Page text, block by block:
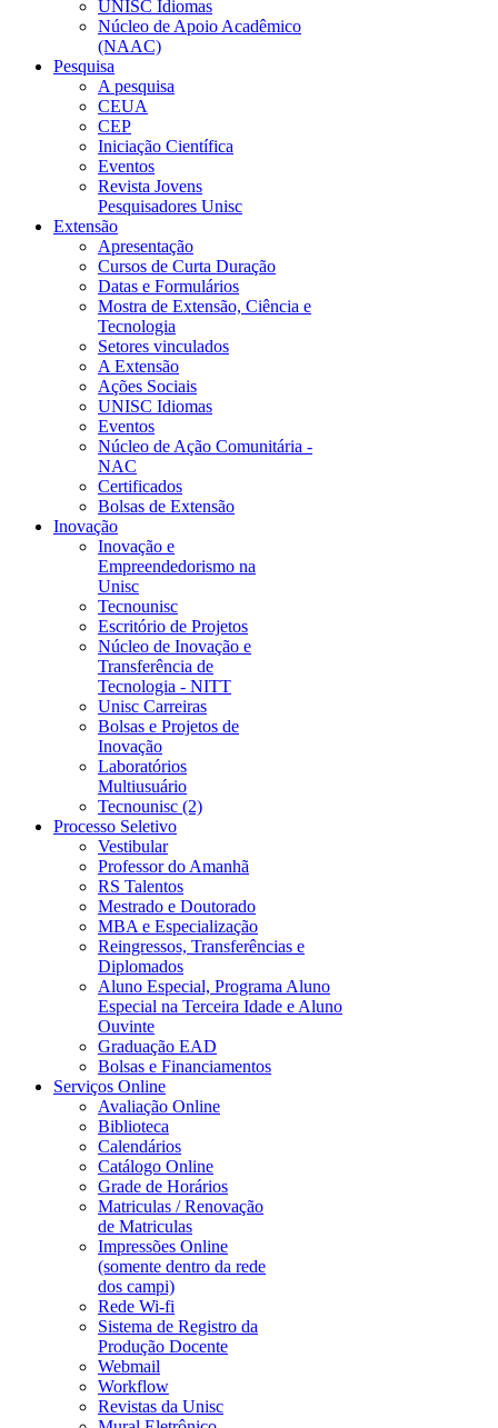
UNISC Idiomas
Núcleo de Apoio Acadêmico
(NAAC)
Pesquisa
A pesquisa
CEUA
CEP
Iniciação Científica
Eventos
Revista Jovens
Pesquisadores Unisc
Extensão
Apresentação
Cursos de Curta Duração
Datas e Formulários
Mostra de Extensão, Ciência e
Tecnologia
Setores vinculados
A Extensão
Ações Sociais
UNISC Idiomas
Eventos
Núcleo de Ação Comunitária -
NAC
Certificados
Bolsas de Extensão
Inovação
Inovação e
Empreendedorismo na
Unisc
Tecnounisc
Escritório de Projetos
Núcleo de Inovação e
Transferência de
Tecnologia - NITT
Unisc Carreiras
Bolsas e Projetos de
Inovação
Laboratórios
Multiusuário
Tecnounisc (2)
Processo Seletivo
Vestibular
Professor do Amanhã
RS Talentos
Mestrado e Doutorado
MBA e Especialização
Reingressos, Transferências e
Diplomados
Aluno Especial, Programa Aluno
Especial na Terceira Idade e Aluno
Ouvinte
Graduação EAD
Bolsas e Financiamentos
Serviços Online
Avaliação Online
Biblioteca
Calendários
Catálogo Online
Grade de Horários
Matriculas / Renovação
de Matriculas
Impressões Online
(somente dentro da rede
dos campi)
Rede Wi-fi
Sistema de Registro da
Produção Docente
Webmail
Workflow
Revistas da Unisc